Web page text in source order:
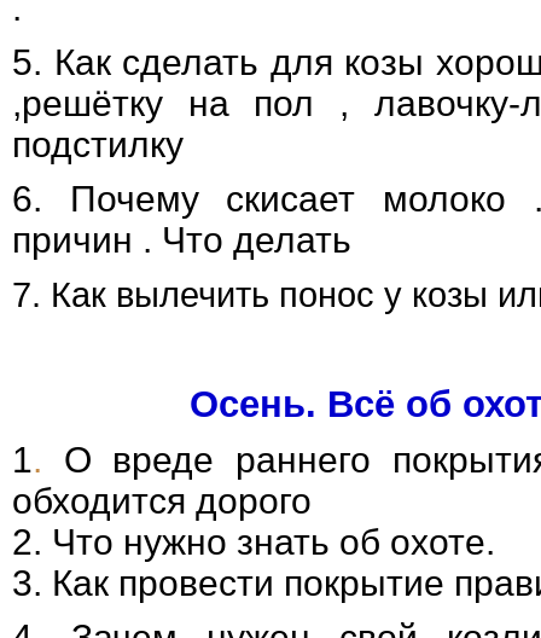
5. Как сделать для козы
,решётку на пол , лавочку-
подстилку
6. Почему скисает
причин . Что делать
7. Как вылечить понос у козы
Осень. Всё об
1. О вреде раннего
обходится дорого
2. Что нужно знать об охоте.
3. Как провести покрытие